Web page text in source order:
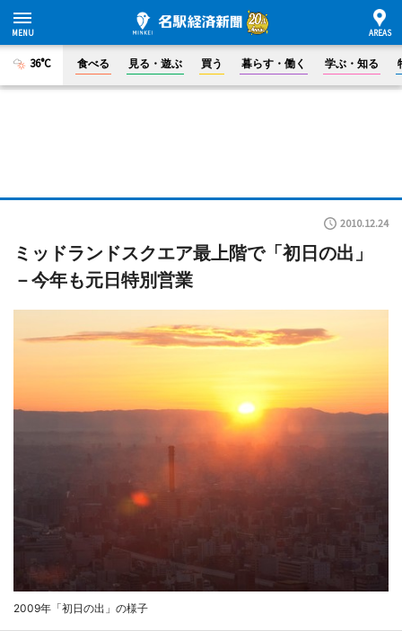
36°C 食べる 見る・遊ぶ 買う 暮らす・働く 学ぶ・知る
2010.12.24
ミッドランドスクエア最上階で「初日の出」
－今年も元日特別営業
2009年「初日の出」の様子